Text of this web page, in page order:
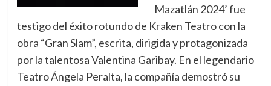
Mazatlán 2024’ fue
testigo del éxito rotundo de Kraken Teatro con la
obra “Gran Slam”, escrita, dirigida y protagonizada
por la talentosa Valentina Garibay. En el legendario
Teatro Ángela Peralta, la compañía demostró su